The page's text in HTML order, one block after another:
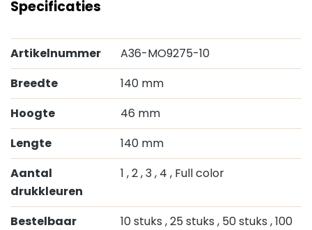
Specificaties
Artikelnummer
A36-MO9275-10
Breedte
140 mm
Hoogte
46 mm
Lengte
140 mm
Aantal
drukkleuren
1 , 2, 3, 4 , Full color
Bestelbaar
10 stuks , 25 stuks , 50 stuks , 100